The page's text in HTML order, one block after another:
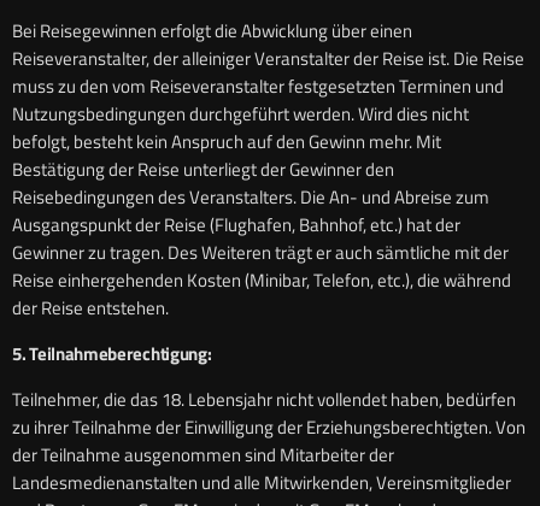
Bei Reisegewinnen erfolgt die Abwicklung über einen
Reiseveranstalter, der alleiniger Veranstalter der Reise ist. Die Reise
muss zu den vom Reiseveranstalter festgesetzten Terminen und
Nutzungsbedingungen durchgeführt werden. Wird dies nicht
befolgt, besteht kein Anspruch auf den Gewinn mehr. Mit
Bestätigung der Reise unterliegt der Gewinner den
Reisebedingungen des Veranstalters. Die An- und Abreise zum
Ausgangspunkt der Reise (Flughafen, Bahnhof, etc.) hat der
Gewinner zu tragen. Des Weiteren trägt er auch sämtliche mit der
Reise einhergehenden Kosten (Minibar, Telefon, etc.), die während
der Reise entstehen.
5. Teilnahmeberechtigung:
Teilnehmer, die das 18. Lebensjahr nicht vollendet haben, bedürfen
zu ihrer Teilnahme der Einwilligung der Erziehungsberechtigten. Von
der Teilnahme ausgenommen sind Mitarbeiter der
Landesmedienanstalten und alle Mitwirkenden, Vereinsmitglieder